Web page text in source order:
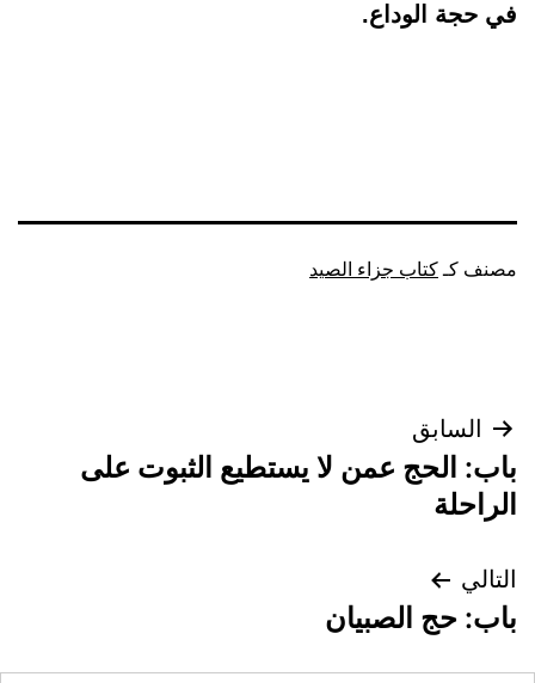
في حجة الوداع.
مصنف كـكتاب جزاء الصيد
تصفّح
المقالات
السابق
باب: الحج عمن لا يستطيع الثبوت على
الراحلة
التالي
باب: حج الصبيان